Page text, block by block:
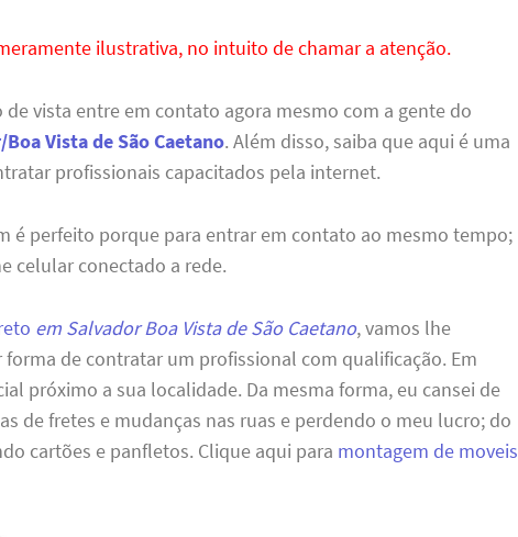
ilustrativa, no intuito de chamar a atenção.
vista entre em contato agora mesmo com a gente do
Vista de São Caetano. Além disso, saiba que aqui é uma
profissionais capacitados pela internet.
é perfeito porque para entrar em contato ao mesmo tempo;
celular conectado a rede.
em Salvador Boa Vista de São Caetano, vamos lhe
de contratar um profissional com qualificação. Em
próximo a sua localidade. Da mesma forma, eu cansei de
de fretes e mudanças nas ruas e perdendo o meu lucro; do
cartões e panfletos. Clique aqui para montagem de moveis